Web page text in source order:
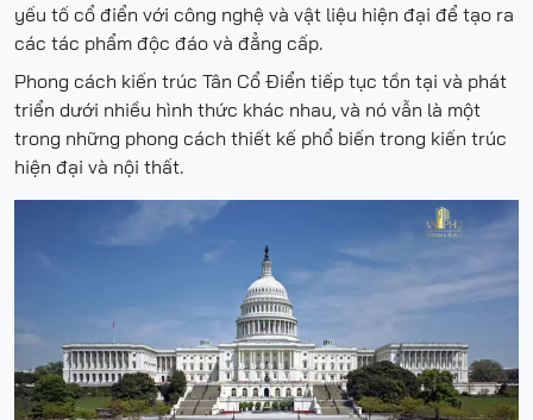
yếu tố cổ điển với công nghệ và vật liệu hiện đại để tạo ra
các tác phẩm độc đáo và đẳng cấp.
Phong cách kiến trúc Tân Cổ Điển tiếp tục tồn tại và phát
triển dưới nhiều hình thức khác nhau, và nó vẫn là một
trong những phong cách thiết kế phổ biến trong kiến trúc
hiện đại và nội thất.